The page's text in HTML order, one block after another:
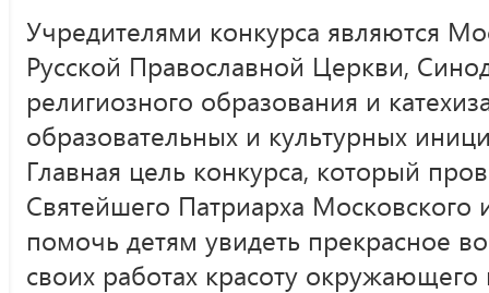
Учредителями конкурса являются
Русской Православной Церкви,
религиозного образования и
образовательных и культурных
Главная цель конкурса, который
Святейшего Патриарха Московского
помочь детям увидеть прекрасное
своих работах красоту